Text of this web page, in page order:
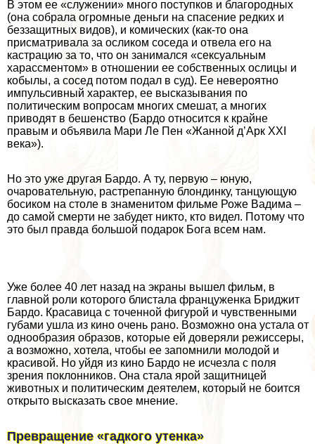
В этом ее «служении» много поступков и благородных
(она собрала огромные деньги на спасение редких и
беззащитных видов), и комических (как-то она
присматривала за осликом соседа и отвела его на
кастрацию за то, что он занимался «ceкcуальным
харассментом» в отношении ее собственных ослицы и
кобылы, а сосед потом подал в суд). Ее невероятно
импульсивный хаpaктер, ее высказывания по
политическим вопросам многих смешат, а многих
приводят в бешенство (Бардо относится к крайне
правым и объявила Мари Ле Пен «Жанной д’Арк XXI
века»).
Но это уже другая Бардо. А ту, первую – юную,
очаровательную, растрепанную блондинку, танцующую
босиком на столе в знаменитом фильме Роже Вадима –
до самой cмepти не забудет никто, кто видел. Потому что
это был правда большой подарок Бога всем нам.
Уже более 40 лет назад на экраны вышел фильм, в
главной роли которого блистала француженка Бриджит
Бардо. Красавица с точенной фигурой и чувственными
губами ушла из кино очень рано. Возможно она устала от
однообразия образов, которые ей доверяли режиссеры,
а возможно, хотела, чтобы ее запомнили молодой и
красивой. Но уйдя из кино Бардо не исчезла с поля
зрения поклонников. Она стала ярой защитницей
животных и политическим деятелем, который не боится
открыто высказать свое мнение.
Превращение «гадкого утенка»